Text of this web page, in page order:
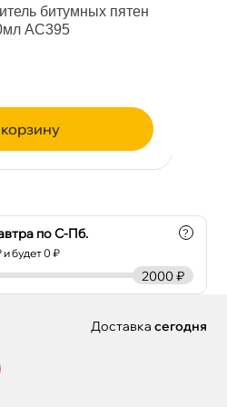
битумных пятен
AC395
по С-Пб.
и будет 0 ₽
?
2000 ₽
Доставка сегодня